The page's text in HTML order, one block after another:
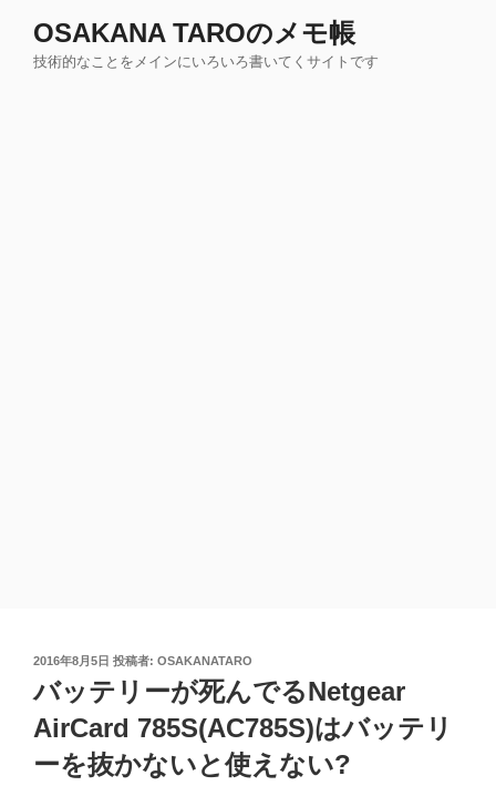
OSAKANA TAROのメモ帳
技術的なことをメインにいろいろ書いてくサイトです
投
日:
2016年8月5日 投稿者: OSAKANATARO
バッテリーが死んでるNetgear
AirCard 785S(AC785S)はバッテリ
ーを抜かないと使えない?